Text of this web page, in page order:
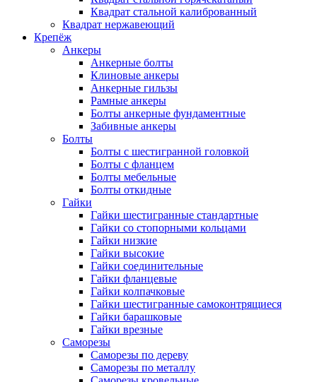
Квадрат стальной калиброванный
Квадрат нержавеющий
Крепёж
Анкеры
Анкерные болты
Клиновые анкеры
Анкерные гильзы
Рамные анкеры
Болты анкерные фундаментные
Забивные анкеры
Болты
Болты с шестигранной головкой
Болты с фланцем
Болты мебельные
Болты откидные
Гайки
Гайки шестигранные стандартные
Гайки со стопорными кольцами
Гайки низкие
Гайки высокие
Гайки соединительные
Гайки фланцевые
Гайки колпачковые
Гайки шестигранные самоконтрящиеся
Гайки барашковые
Гайки врезные
Саморезы
Саморезы по дереву
Саморезы по металлу